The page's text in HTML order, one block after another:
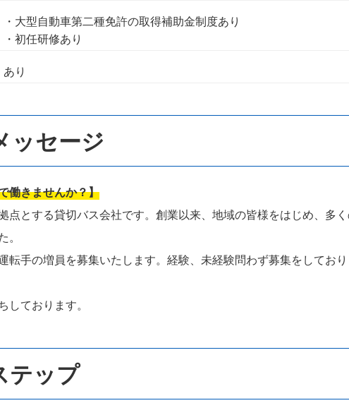
・大型自動車第二種免許の取得補助金制度あり
・初任研修あり
あり
ッセージ
働きませんか？】
点とする貸切バス会社です。創業以来、地域の皆様をはじめ、多
転手の増員を募集いたします。経験、未経験問わず募集をしてお
しております。
テップ